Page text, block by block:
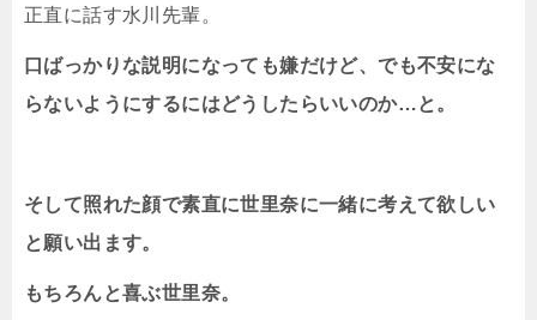
正直に話す水川先輩。
口ばっかりな説明になっても嫌だけど、でも不安にな
らないようにするにはどうしたらいいのか…と。
そして照れた顔で素直に世里奈に一緒に考えて欲しい
と願い出ます。
もちろんと喜ぶ世里奈。